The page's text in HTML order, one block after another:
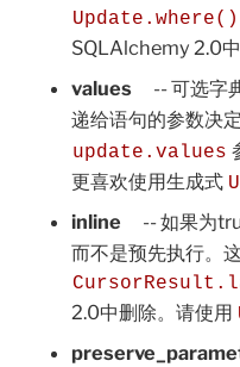
Update.where()
SQLAlchemy 2.0
values
-- 可选字
递给语句的参数决
update.values
更喜欢使用生成式
inline
-- 如果为
而不是预先执行。
2.0中删除。请使用